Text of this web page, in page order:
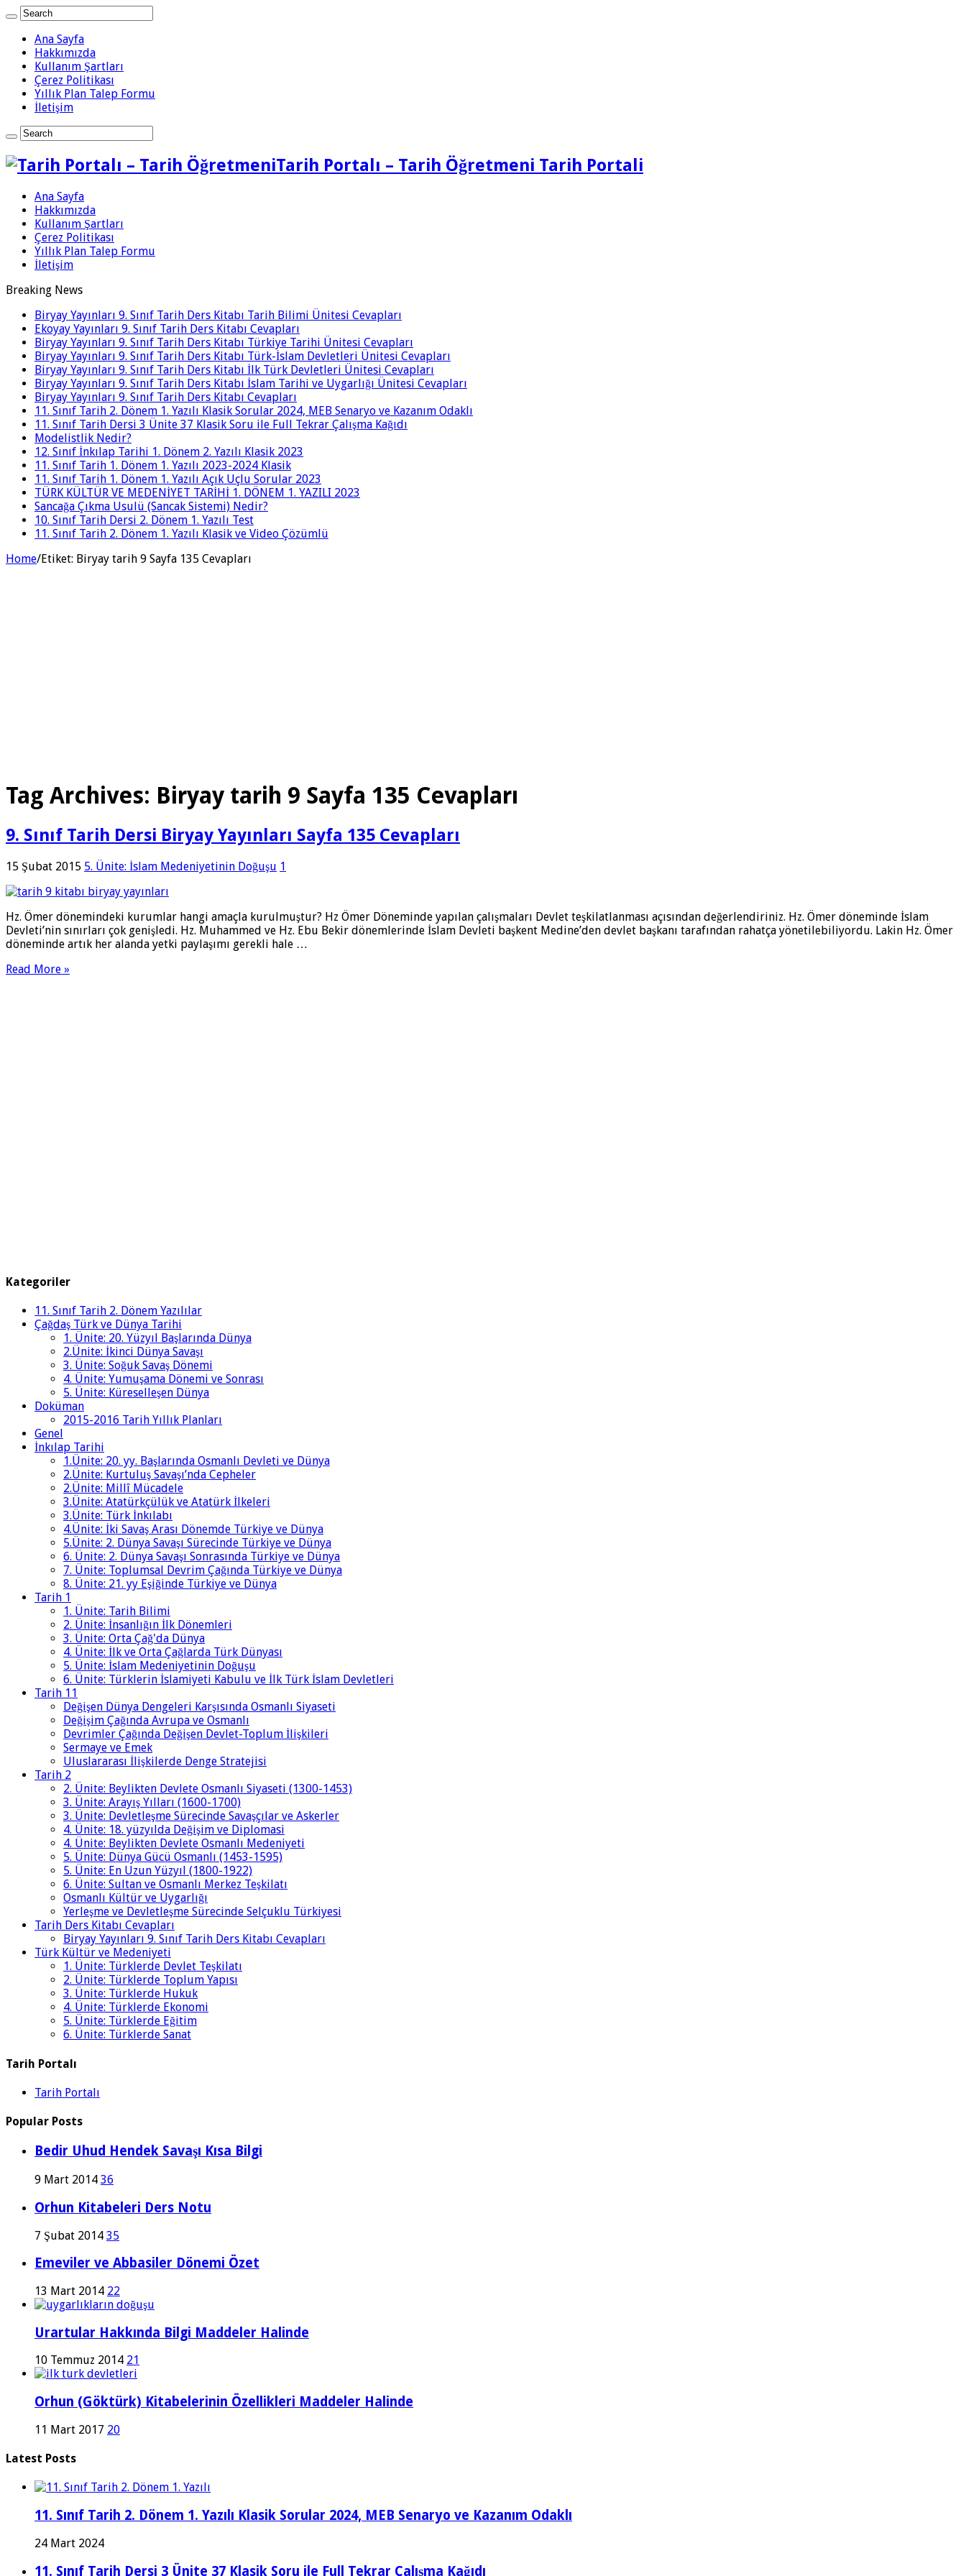
Ana Sayfa
Hakkımızda
Kullanım Şartları
Çerez Politikası
Yıllık Plan Talep Formu
İletişim
Tarih Portalı – Tarih Öğretmeni Tarih Portali
Ana Sayfa
Hakkımızda
Kullanım Şartları
Çerez Politikası
Yıllık Plan Talep Formu
İletişim
Breaking News
Biryay Yayınları 9. Sınıf Tarih Ders Kitabı Tarih Bilimi Ünitesi Cevapları
Ekoyay Yayınları 9. Sınıf Tarih Ders Kitabı Cevapları
Biryay Yayınları 9. Sınıf Tarih Ders Kitabı Türkiye Tarihi Ünitesi Cevapları
Biryay Yayınları 9. Sınıf Tarih Ders Kitabı Türk-İslam Devletleri Ünitesi Cevapları
Biryay Yayınları 9. Sınıf Tarih Ders Kitabı İlk Türk Devletleri Ünitesi Cevapları
Biryay Yayınları 9. Sınıf Tarih Ders Kitabı İslam Tarihi ve Uygarlığı Ünitesi Cevapları
Biryay Yayınları 9. Sınıf Tarih Ders Kitabı Cevapları
11. Sınıf Tarih 2. Dönem 1. Yazılı Klasik Sorular 2024, MEB Senaryo ve Kazanım Odaklı
11. Sınıf Tarih Dersi 3 Ünite 37 Klasik Soru ile Full Tekrar Çalışma Kağıdı
Modelistlik Nedir?
12. Sınıf İnkılap Tarihi 1. Dönem 2. Yazılı Klasik 2023
11. Sınıf Tarih 1. Dönem 1. Yazılı 2023-2024 Klasik
11. Sınıf Tarih 1. Dönem 1. Yazılı Açık Uçlu Sorular 2023
TÜRK KÜLTÜR VE MEDENİYET TARİHİ 1. DÖNEM 1. YAZILI 2023
Sancağa Çıkma Usulü (Sancak Sistemi) Nedir?
10. Sınıf Tarih Dersi 2. Dönem 1. Yazılı Test
11. Sınıf Tarih 2. Dönem 1. Yazılı Klasik ve Video Çözümlü
Home/Etiket: Biryay tarih 9 Sayfa 135 Cevapları
Tag Archives: Biryay tarih 9 Sayfa 135 Cevapları
9. Sınıf Tarih Dersi Biryay Yayınları Sayfa 135 Cevapları
15 Şubat 2015 5. Ünite: İslam Medeniyetinin Doğuşu 1
Hz. Ömer dönemindeki kurumlar hangi amaçla kurulmuştur? Hz Ömer Döneminde yapılan çalışmaları Devlet teşkilatlanması açısından değerlendiriniz. Hz. Ömer döneminde İslam
Devleti’nin sınırları çok genişledi. Hz. Muhammed ve Hz. Ebu Bekir dönemlerinde İslam Devleti başkent Medine’den devlet başkanı tarafından rahatça yönetilebiliyordu. Lakin Hz. Ömer
döneminde artık her alanda yetki paylaşımı gerekli hale …
Read More »
Kategoriler
11. Sınıf Tarih 2. Dönem Yazılılar
Çağdaş Türk ve Dünya Tarihi
1. Ünite: 20. Yüzyıl Başlarında Dünya
2.Ünite: İkinci Dünya Savaşı
3. Ünite: Soğuk Savaş Dönemi
4. Ünite: Yumuşama Dönemi ve Sonrası
5. Ünite: Küreselleşen Dünya
Doküman
2015-2016 Tarih Yıllık Planları
Genel
İnkılap Tarihi
1.Ünite: 20. yy. Başlarında Osmanlı Devleti ve Dünya
2.Ünite: Kurtuluş Savaşı’nda Cepheler
2.Ünite: Millî Mücadele
3.Ünite: Atatürkçülük ve Atatürk İlkeleri
3.Ünite: Türk İnkılabı
4.Ünite: İki Savaş Arası Dönemde Türkiye ve Dünya
5.Ünite: 2. Dünya Savaşı Sürecinde Türkiye ve Dünya
6. Ünite: 2. Dünya Savaşı Sonrasında Türkiye ve Dünya
7. Ünite: Toplumsal Devrim Çağında Türkiye ve Dünya
8. Ünite: 21. yy Eşiğinde Türkiye ve Dünya
Tarih 1
1. Ünite: Tarih Bilimi
2. Ünite: İnsanlığın İlk Dönemleri
3. Ünite: Orta Çağ'da Dünya
4. Ünite: İlk ve Orta Çağlarda Türk Dünyası
5. Ünite: İslam Medeniyetinin Doğuşu
6. Ünite: Türklerin İslamiyeti Kabulu ve İlk Türk İslam Devletleri
Tarih 11
Değişen Dünya Dengeleri Karşısında Osmanlı Siyaseti
Değişim Çağında Avrupa ve Osmanlı
Devrimler Çağında Değişen Devlet-Toplum İlişkileri
Sermaye ve Emek
Uluslararası İlişkilerde Denge Stratejisi
Tarih 2
2. Ünite: Beylikten Devlete Osmanlı Siyaseti (1300-1453)
3. Ünite: Arayış Yılları (1600-1700)
3. Ünite: Devletleşme Sürecinde Savaşçılar ve Askerler
4. Ünite: 18. yüzyılda Değişim ve Diplomasi
4. Ünite: Beylikten Devlete Osmanlı Medeniyeti
5. Ünite: Dünya Gücü Osmanlı (1453-1595)
5. Ünite: En Uzun Yüzyıl (1800-1922)
6. Ünite: Sultan ve Osmanlı Merkez Teşkilatı
Osmanlı Kültür ve Uygarlığı
Yerleşme ve Devletleşme Sürecinde Selçuklu Türkiyesi
Tarih Ders Kitabı Cevapları
Biryay Yayınları 9. Sınıf Tarih Ders Kitabı Cevapları
Türk Kültür ve Medeniyeti
1. Ünite: Türklerde Devlet Teşkilatı
2. Ünite: Türklerde Toplum Yapısı
3. Ünite: Türklerde Hukuk
4. Ünite: Türklerde Ekonomi
5. Ünite: Türklerde Eğitim
6. Ünite: Türklerde Sanat
Tarih Portalı
Tarih Portalı
Popular Posts
Bedir Uhud Hendek Savaşı Kısa Bilgi
9 Mart 2014 36
Orhun Kitabeleri Ders Notu
7 Şubat 2014 35
Emeviler ve Abbasiler Dönemi Özet
13 Mart 2014 22
Urartular Hakkında Bilgi Maddeler Halinde
10 Temmuz 2014 21
Orhun (Göktürk) Kitabelerinin Özellikleri Maddeler Halinde
11 Mart 2017 20
Latest Posts
11. Sınıf Tarih 2. Dönem 1. Yazılı Klasik Sorular 2024, MEB Senaryo ve Kazanım Odaklı
24 Mart 2024
11. Sınıf Tarih Dersi 3 Ünite 37 Klasik Soru ile Full Tekrar Çalışma Kağıdı